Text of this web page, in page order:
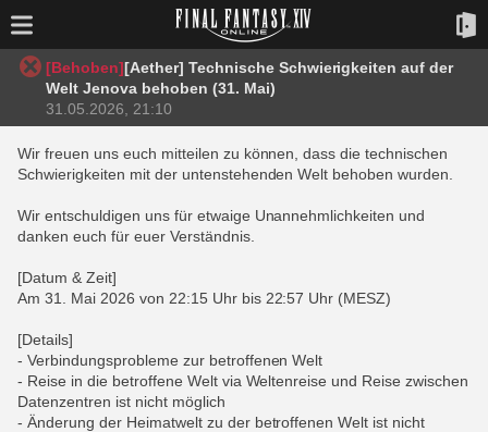
[Behoben][Aether] Technische Schwierigkeiten auf der
Welt Jenova behoben (31. Mai)
31.05.2026, 21:10
Wir freuen uns euch mitteilen zu können, dass die technischen
Schwierigkeiten mit der untenstehenden Welt behoben wurden.
Wir entschuldigen uns für etwaige Unannehmlichkeiten und
danken euch für euer Verständnis.
[Datum & Zeit]
Am 31. Mai 2026 von 22:15 Uhr bis 22:57 Uhr (MESZ)
[Details]
- Verbindungsprobleme zur betroffenen Welt
- Reise in die betroffene Welt via Weltenreise und Reise zwischen
Datenzentren ist nicht möglich
- Änderung der Heimatwelt zu der betroffenen Welt ist nicht